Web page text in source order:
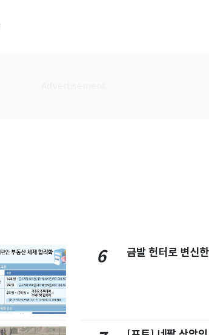
6 금발 헌터로 변신